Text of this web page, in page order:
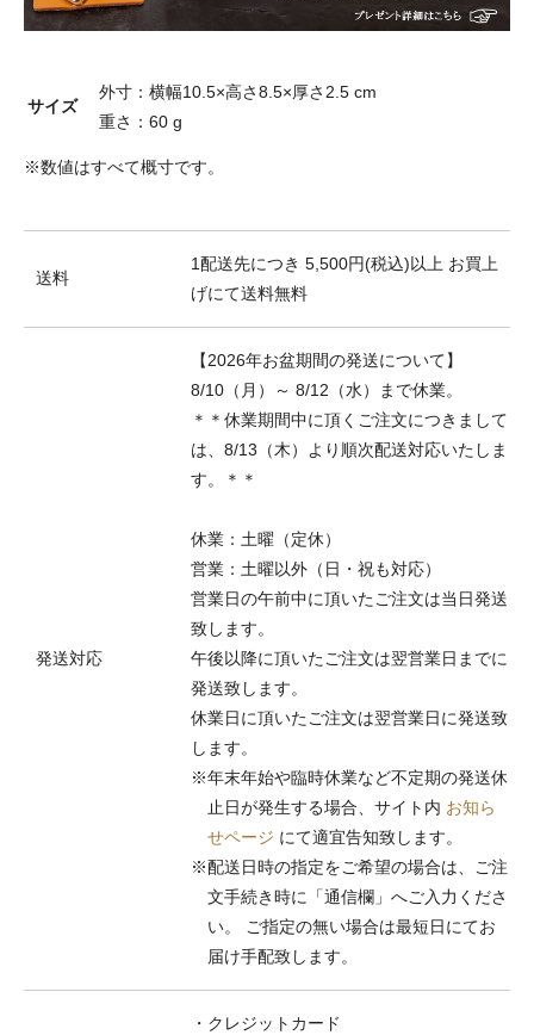
サイズ
外寸：横幅10.5×高さ8.5×厚さ2.5 cm
重さ：60 g
※数値はすべて概寸です。
送料
1配送先につき 5,500円(税込)以上 お買上
げにて送料無料
発送対応
【2026年お盆期間の発送について】
8/10（月）～ 8/12（水）まで休業。
＊＊休業期間中に頂くご注文につきまして
は、8/13（木）より順次配送対応いたしま
す。＊＊
休業：土曜（定休）
営業：土曜以外（日・祝も対応）
営業日の午前中に頂いたご注文は当日発送
致します。
午後以降に頂いたご注文は翌営業日までに
発送致します。
休業日に頂いたご注文は翌営業日に発送致
します。
※年末年始や臨時休業など不定期の発送休
止日が発生する場合、サイト内 お知ら
せページ にて適宜告知致します。
※配送日時の指定をご希望の場合は、ご注
文手続き時に「通信欄」へご入力くださ
い。 ご指定の無い場合は最短日にてお
届け手配致します。
・クレジットカード